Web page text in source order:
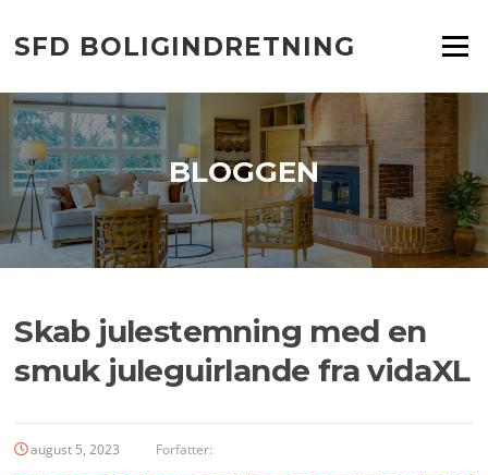
indhold
SFD BOLIGINDRETNING Menu
BLOGGEN
Skab julestemning med en
smuk juleguirlande fra vidaXL
august 5, 2023 Forfatter: